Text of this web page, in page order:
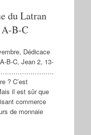
du Latran
A-B-C
Dédicace
B-C, Jean 2, 13-
? C’est
il est sûr que
commerce
de monnaie